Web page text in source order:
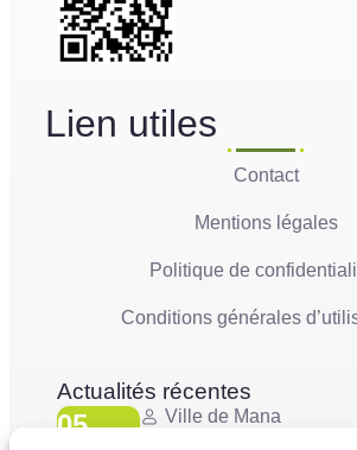
Lien utiles
Contact
Mentions légales
Politique de
Conditions générales
Actualités récentes
05 Ville de Mana